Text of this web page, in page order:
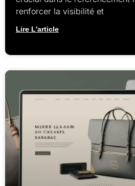
renforcer la visibilité et
Lire L'article